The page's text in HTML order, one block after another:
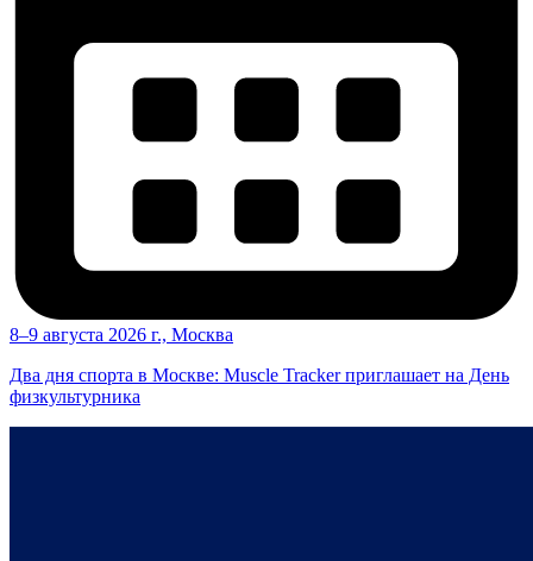
8–9 августа 2026 г., Москва
Два дня спорта в Москве: Muscle Tracker приглашает на День
физкультурника